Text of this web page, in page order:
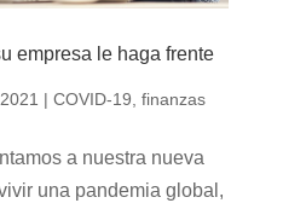
empresa le haga frente
| COVID-19, finanzas
a nuestra nueva
una pandemia global,